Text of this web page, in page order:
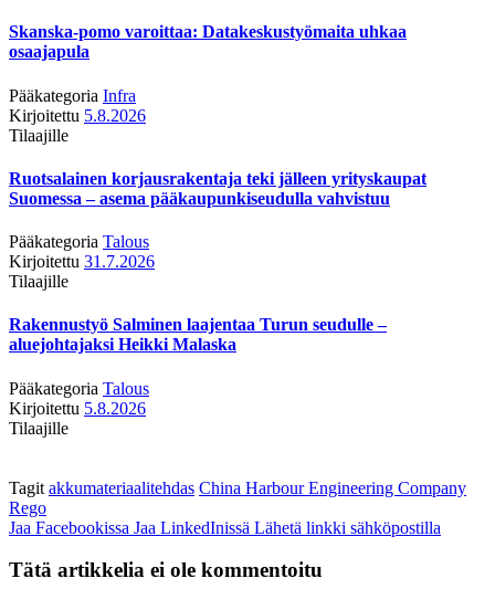
Skanska-pomo varoittaa: Datakeskustyömaita uhkaa
osaajapula
Pääkategoria Infra
Kirjoitettu 5.8.2026
Tilaajille
Ruotsalainen korjausrakentaja teki jälleen yrityskaupat
Suomessa – asema pääkaupunkiseudulla vahvistuu
Pääkategoria Talous
Kirjoitettu 31.7.2026
Tilaajille
Rakennustyö Salminen laajentaa Turun seudulle –
aluejohtajaksi Heikki Malaska
Pääkategoria Talous
Kirjoitettu 5.8.2026
Tilaajille
Tagit akkumateriaalitehdas China Harbour Engineering Company
Rego
Jaa Facebookissa Jaa LinkedInissä Lähetä linkki sähköpostilla
Tätä artikkelia ei ole kommentoitu